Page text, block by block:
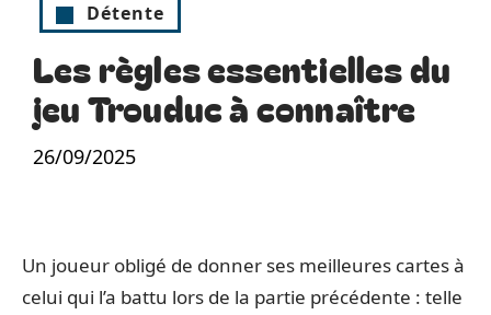
Détente
Les règles essentielles du
jeu Trouduc à connaître
26/09/2025
Un joueur obligé de donner ses meilleures cartes à
celui qui l’a battu lors de la partie précédente : telle